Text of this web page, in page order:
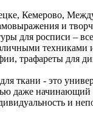
Кемерово,
и
для росписи –
техниками
трафареты для
ткани - это
начинающий
и